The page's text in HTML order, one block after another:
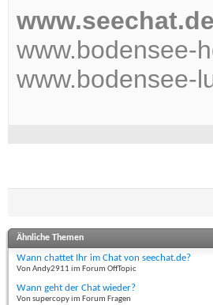
www.seechat.de
www.bodensee-
www.bodensee-
Ähnliche Themen
Wann chattet Ihr im Chat von seechat.de?
Von Andy2911 im Forum OffTopic
Wann geht der Chat wieder?
Von supercopy im Forum Fragen